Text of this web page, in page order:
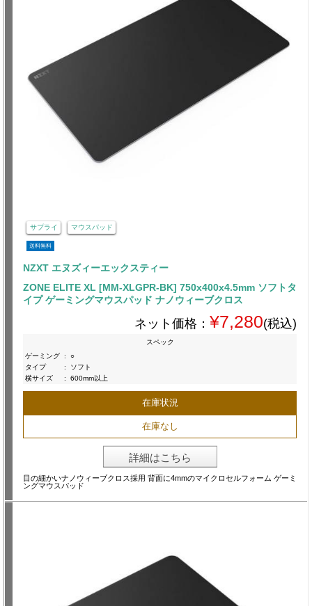
サプライ マウスパッド
送料無料
NZXT エヌズィーエックスティー
ZONE ELITE XL [MM-XLGPR-BK] 750x400x4.5mm ソフトタ
イプ ゲーミングマウスパッド ナノウィーブクロス
ネット価格： ¥7,280(税込)
スペック
ゲーミング :
○
タイプ
:
ソフト
横サイズ
: 600mm以上
在庫状況
在庫なし
詳細はこちら
目の細かいナノウィーブクロス採用 背面に4mmのマイクロセルフォーム ゲーミ
ングマウスパッド